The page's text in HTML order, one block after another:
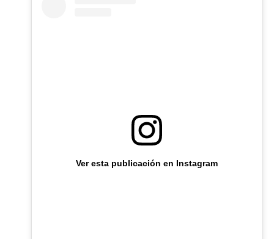
Ver esta publicación en Instagram